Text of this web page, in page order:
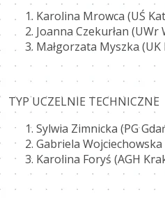
Karolina Mrowca (UŚ
Joanna Czekurłan (UWr
Małgorzata Myszka (UK
TYP UCZELNIE TECHNICZNE
Sylwia Zimnicka (PG
Gabriela Wojciechowska
Karolina Foryś (AGH